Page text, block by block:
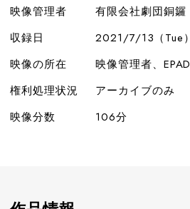
映像管理者
有限会社劇団銅鑼
収録日
2021/7/13（Tue）
映像の所在
映像管理者、EPAD
権利処理状況
アーカイブのみ
映像分数
106分